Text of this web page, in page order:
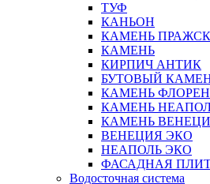
ТУФ
КАНЬОН
КАМЕНЬ
КАМЕНЬ
КИРПИЧ АНТИК
БУТОВЫЙ
КАМЕНЬ
КАМЕНЬ
КАМЕНЬ
ВЕНЕЦИЯ ЭКО
НЕАПОЛЬ ЭКО
ФАСАДНАЯ
Водосточная система